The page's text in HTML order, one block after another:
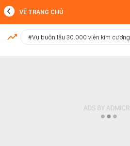
MỚI NHẤT
VỀ TRANG CHỦ
#Vụ buôn lậu 30.000 viên kim cương